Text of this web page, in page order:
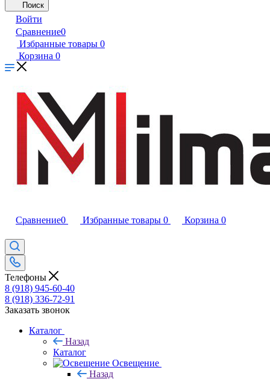
Поиск
Войти
Сравнение0
Избранные товары 0
Корзина 0
Сравнение0 Избранные товары 0 Корзина 0
Телефоны
8 (918) 945-60-40
8 (918) 336-72-91
Заказать звонок
Каталог
Назад
Каталог
Освещение
Назад